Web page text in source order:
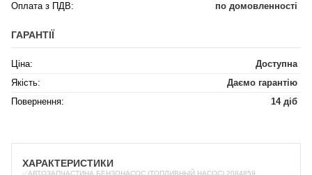
Оплата з ПДВ:
по домовленності
ГАРАНТІЇ
Ціна:
Доступна
Якість:
Даємо гарантію
Повернення:
14 діб
ХАРАКТЕРИСТИКИ
✅АВТОЗАПЧАСТИНА БЕНЗОНАСОС (ТОПЛИВНЫЙ НАСОС) 2084859